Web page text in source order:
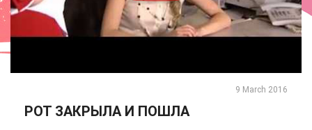
9 March 2016
РОТ ЗАКРЫЛА И ПОШЛА